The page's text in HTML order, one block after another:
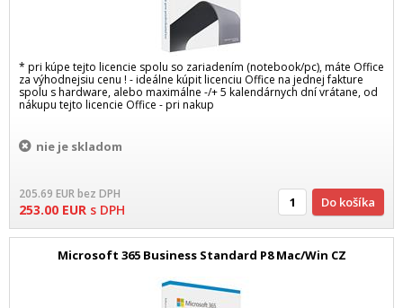
* pri kúpe tejto licencie spolu so zariadením (notebook/pc), máte Office
za výhodnejsiu cenu ! - ideálne kúpit licenciu Office na jednej fakture
spolu s hardware, alebo maximálne -/+ 5 kalendárnych dní vrátane, od
nákupu tejto licencie Office - pri nakup
nie je skladom
205.69 EURbez DPH
253.00 EUR s DPH Do košíka
Microsoft 365 Business Standard P8 Mac/Win CZ